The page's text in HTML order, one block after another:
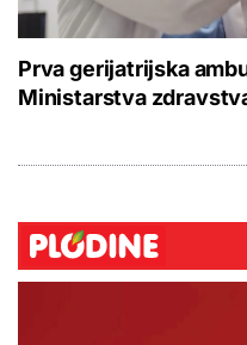
Prva gerijatrijska
Ministarstva